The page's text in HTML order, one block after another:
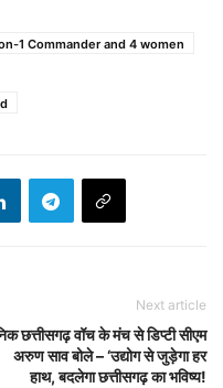
1 Commander and 4 women
Next article
छत्तीसगढ़ वॉच के मंच से डिप्टी सीएम
अरुण साव बोले – ‘उद्योग से जुड़ेगा हर
हाथ, बदलेगा छत्तीसगढ़ का भविष्य!